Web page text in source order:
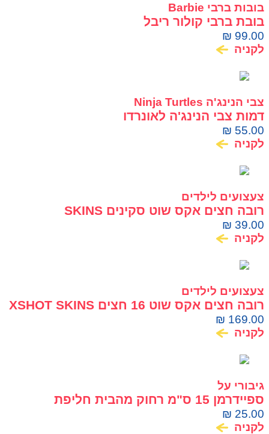
בובות ברבי Barbie
בובת ברבי קולור ריבל
₪ 99.00
לקניה
צבי הנינג'ה Ninja Turtles
דמות צבי הנינג'ה לאונרדו
₪ 55.00
לקניה
צעצועים לילדים
רובה חצים אקס שוט סקינים SKINS
ILLUSTRATE
₪ 39.00
לקניה
צעצועים לילדים
רובה חצים אקס שוט 16 חצים XSHOT SKINS
BEAST MODE
₪ 169.00
לקניה
גיבורי על
ספיידרמן 15 ס"מ רחוק מהבית חליפת
התגנבות SPIDER MAN
₪ 25.00
לקניה